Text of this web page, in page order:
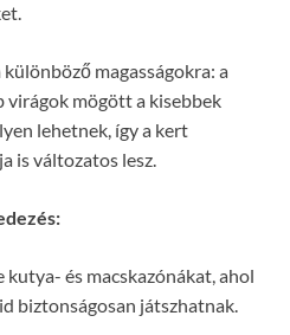
magasságokra: a
virágok mögött a kisebbek
lehetnek, így a kert
is változatos lesz.
kutya- és macskazónákat, ahol
biztonságosan játszhatnak.